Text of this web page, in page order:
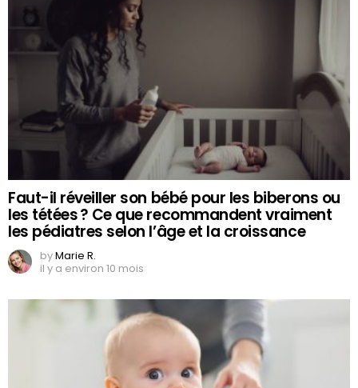
Faut-il réveiller son bébé pour les biberons ou
les tétées ? Ce que recommandent vraiment
les pédiatres selon l’âge et la croissance
byMarie R.
il y a environ 10 mois